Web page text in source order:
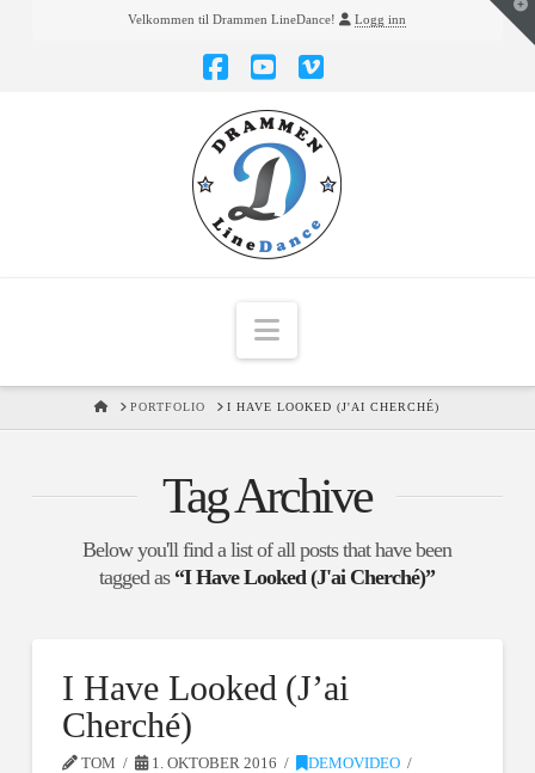
Velkommen til Drammen LineDance! Logg inn
Navigation
HOMEPORTFOLIO I HAVE LOOKED (J'AI CHERCHÉ)
Tag Archive
Below you'll find a list of all posts that have been
tagged as “I Have Looked (J'ai Cherché)”
I Have Looked (J’ai
Cherché)
TOM 1. OKTOBER 2016
DEMOVIDEO